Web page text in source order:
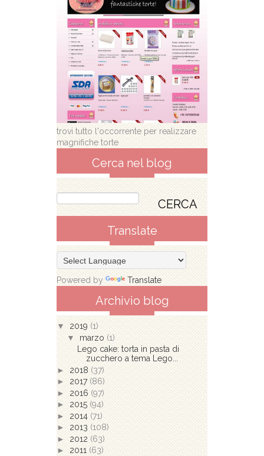
trovi tutto l'occorrente per realizzare
magnifiche torte
Cerca nel blog
Translate
Powered by Translate
Archivio blog
▼ 2019 (1)
▼ marzo (1)
Lego cake: torta in pasta di
zucchero a tema Lego...
► 2018 (37)
► 2017 (86)
► 2016 (97)
► 2015 (94)
► 2014 (71)
► 2013 (108)
► 2012 (63)
► 2011 (63)